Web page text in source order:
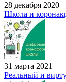
28 декабря 2020
Школа и
31 марта 2021
Реальный и